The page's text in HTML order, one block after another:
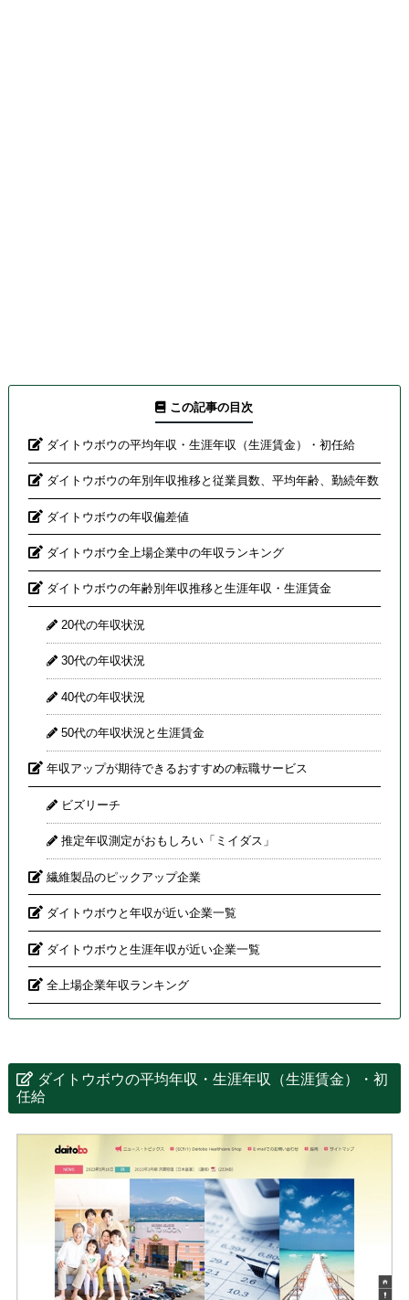
この記事の目次
ダイトウボウの平均年収・生涯年収（生涯賃金）・初任給
ダイトウボウの年別年収推移と従業員数、平均年齢、勤続年数
ダイトウボウの年収偏差値
ダイトウボウ全上場企業中の年収ランキング
ダイトウボウの年齢別年収推移と生涯年収・生涯賃金
20代の年収状況
30代の年収状況
40代の年収状況
50代の年収状況と生涯賃金
年収アップが期待できるおすすめの転職サービス
ビズリーチ
推定年収測定がおもしろい「ミイダス」
繊維製品のピックアップ企業
ダイトウボウと年収が近い企業一覧
ダイトウボウと生涯年収が近い企業一覧
全上場企業年収ランキング
ダイトウボウの平均年収・生涯年収（生涯賃金）・初
任給